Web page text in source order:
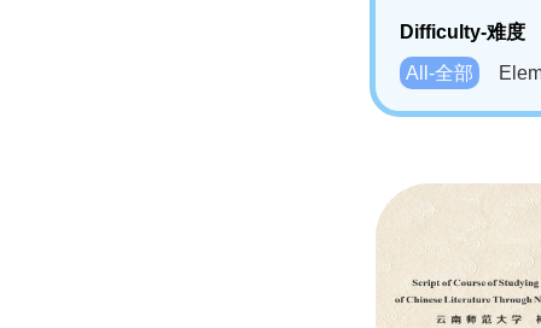
Difficulty-难度
All-全部